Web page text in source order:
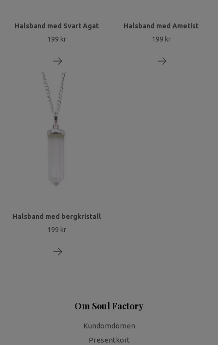
Halsband med Svart Agat
199 kr
Halsband med Ametist
199 kr
Halsband med bergkristall
199 kr
Om Soul Factory
Kundomdömen
Presentkort